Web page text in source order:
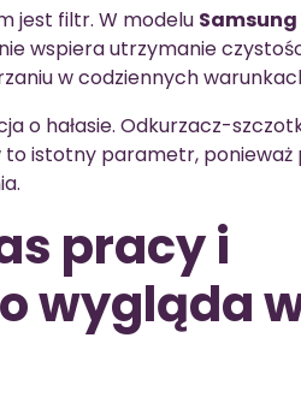
jest filtr. W modelu Samsung
wspiera utrzymanie
w codziennych
o hałasie. Odkurzacz-
to istotny parametr, ponieważ
pracy i
wygląda